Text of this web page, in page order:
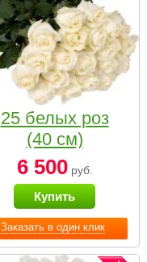
Заказать в один клик
25 белых роз
(40 см)
6 500руб.
Купить